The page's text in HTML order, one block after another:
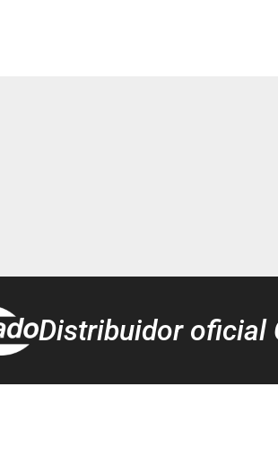
Distribuidor oficial